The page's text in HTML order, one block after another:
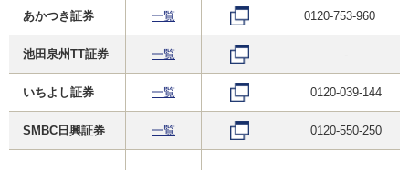
あかつき証券 一覧 0120-753-960
池田泉州TT証券 一覧 -
いちよし証券 一覧 0120-039-144
SMBC日興証券 一覧 0120-550-250